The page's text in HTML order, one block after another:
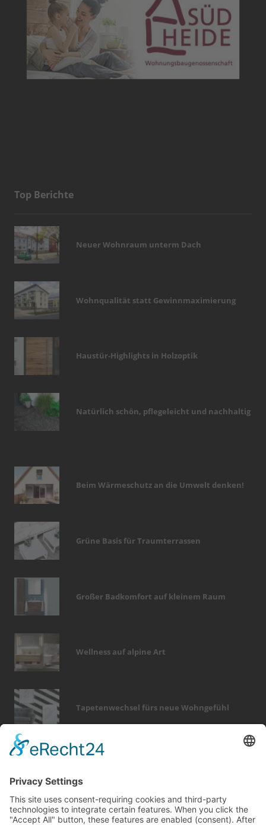
Top Berichte
Neuer Wohnraum unterm Dach
Wohnqualität statt Gewinnmaximierung
Haustür-Highlights in Holzoptik
Natürlich schön, pflegeleicht und nachhaltig
Beim Wärmeschutz an die Umwelt denken!
Grüne Basis für Traumterrassen
Großer Badkomfort auf kleinem Raum
Wellness auf alpine Art
Tapetenwechsel fürs neue Wohngefühl
renovieren wintergarten küche
beratung